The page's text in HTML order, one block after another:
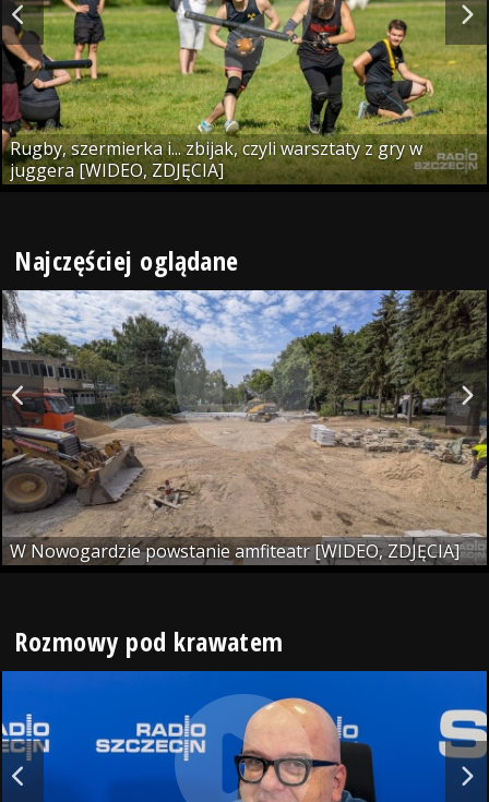
Rugby, szermierka i... zbijak, czyli warsztaty z gry w
juggera [WIDEO, ZDJĘCIA]
Najczęściej oglądane
W Nowogardzie powstanie amfiteatr [WIDEO, ZDJĘCIA]
Rozmowy pod krawatem